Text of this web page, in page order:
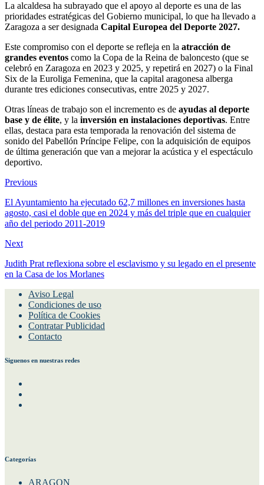
La alcaldesa ha subrayado que el apoyo al deporte es una de las
prioridades estratégicas del Gobierno municipal, lo que ha llevado a
Zaragoza a ser designada Capital Europea del Deporte 2027.
Este compromiso con el deporte se refleja en la atracción de
grandes eventos como la Copa de la Reina de baloncesto (que se
celebró en Zaragoza en 2023 y 2025, y repetirá en 2027) o la Final
Six de la Euroliga Femenina, que la capital aragonesa alberga
durante tres ediciones consecutivas, entre 2025 y 2027.
Otras líneas de trabajo son el incremento es de ayudas al deporte
base y de élite, y la inversión en instalaciones deportivas. Entre
ellas, destaca para esta temporada la renovación del sistema de
sonido del Pabellón Príncipe Felipe, con la adquisición de equipos
de última generación que van a mejorar la acústica y el espectáculo
deportivo.
Previous
El Ayuntamiento ha ejecutado 62,7 millones en inversiones hasta
agosto, casi el doble que en 2024 y más del triple que en cualquier
año del periodo 2011-2019
Next
Judith Prat reflexiona sobre el esclavismo y su legado en el presente
en la Casa de los Morlanes
Aviso Legal
Condiciones de uso
Política de Cookies
Contratar Publicidad
Contacto
Siguenos en nuestras redes
Categorías
ARAGON